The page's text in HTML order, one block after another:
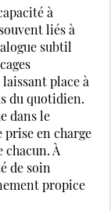
à
liés à
subtil
place à
du quotidien.
dans le
prise en charge
chacun. À
de soin
propice